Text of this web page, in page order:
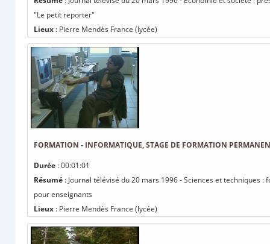
"Le petit reporter"
Lieux : Pierre Mendès France (lycée)
FORMATION - INFORMATIQUE, STAGE DE FORMATION
Durée : 00:01:01
Résumé : Journal télévisé du 20 mars 1996 - Sciences et
pour enseignants
Lieux : Pierre Mendès France (lycée)